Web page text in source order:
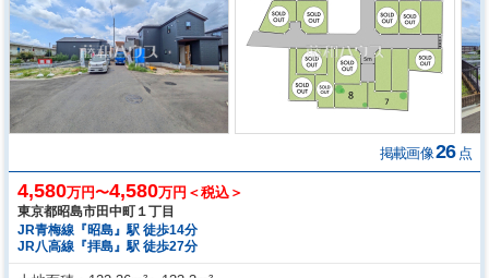
掲載画像26 点
4,580万円〜4,580万円＜税込＞
東京都昭島市田中町１丁目
JR青梅線『昭島』駅 徒歩14分
JR八高線『拝島』駅 徒歩27分